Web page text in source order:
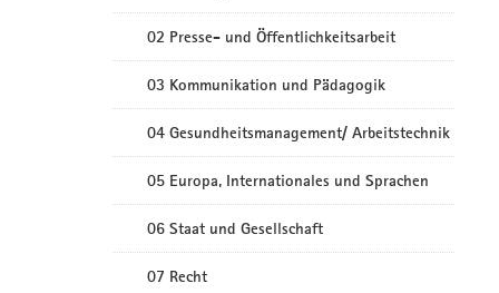
02 Presse- und Öffentlichkeitsarbeit
03 Kommunikation und Pädagogik
04 Gesundheitsmanagement/ Arbeitstechnik
05 Europa, Internationales und Sprachen
06 Staat und Gesellschaft
07 Recht